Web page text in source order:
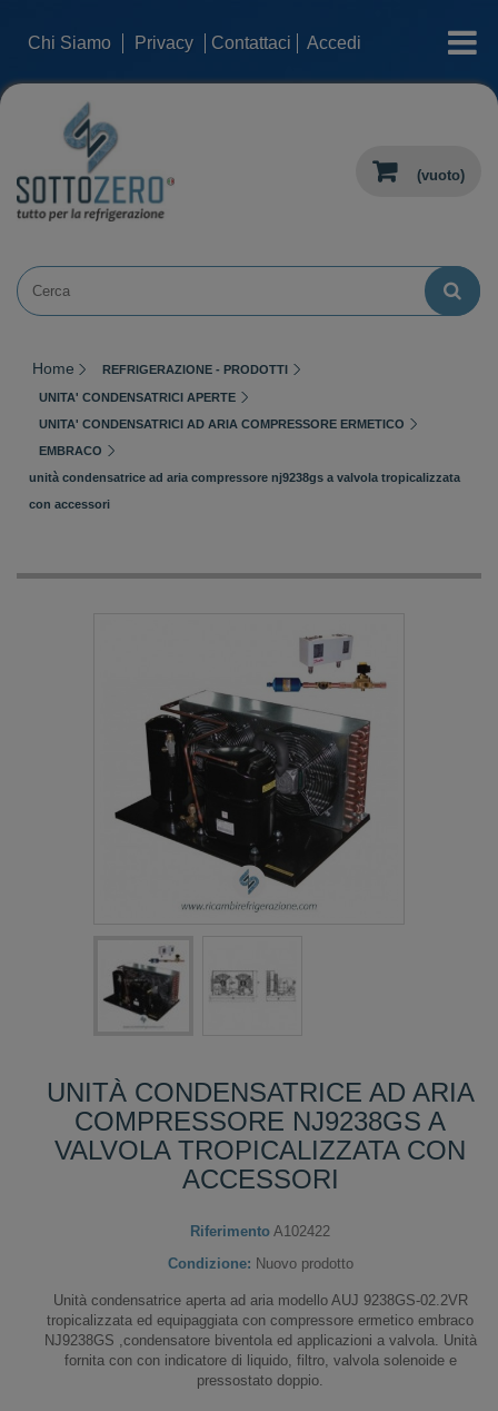
Chi Siamo Privacy Contattaci Accedi categorie
(vuoto)
Home REFRIGERAZIONE - PRODOTTI
UNITA' CONDENSATRICI APERTE
UNITA' CONDENSATRICI AD ARIA COMPRESSORE ERMETICO
EMBRACO
unità condensatrice ad aria compressore nj9238gs a valvola tropicalizzata
con accessori
UNITÀ CONDENSATRICE AD ARIA
COMPRESSORE NJ9238GS A
VALVOLA TROPICALIZZATA CON
ACCESSORI
Riferimento A102422
Condizione: Nuovo prodotto
Unità condensatrice aperta ad aria modello AUJ 9238GS-02.2VR
tropicalizzata ed equipaggiata con compressore ermetico embraco
NJ9238GS ,condensatore biventola ed applicazioni a valvola. Unità
fornita con con indicatore di liquido, filtro, valvola solenoide e
pressostato doppio.